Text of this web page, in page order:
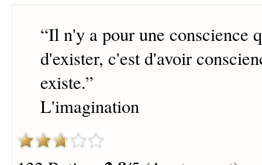
“Il n'y a pour une conscience
d'exister, c'est d'avoir
existe.”
L'imagination